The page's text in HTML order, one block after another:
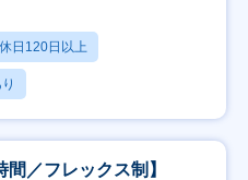
休日120日以上
／フレックス制】